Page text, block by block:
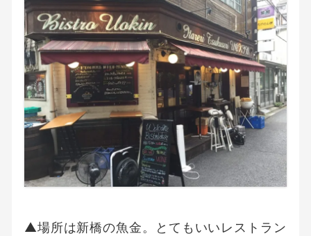
▲場所は新橋の魚金。とてもいいレストラン